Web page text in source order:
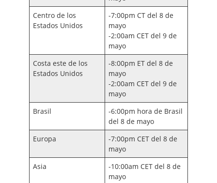
Centro de los
Estados Unidos
-7:00pm CT del 8 de
mayo
-2:00am CET del 9 de
mayo
Costa este de los
Estados Unidos
-8:00pm ET del 8 de
mayo
-2:00am CET del 9 de
mayo
Brasil
-6:00pm hora de Brasil
del 8 de mayo
Europa
-7:00pm CET del 8 de
mayo
Asia
-10:00am CET del 8 de
mayo